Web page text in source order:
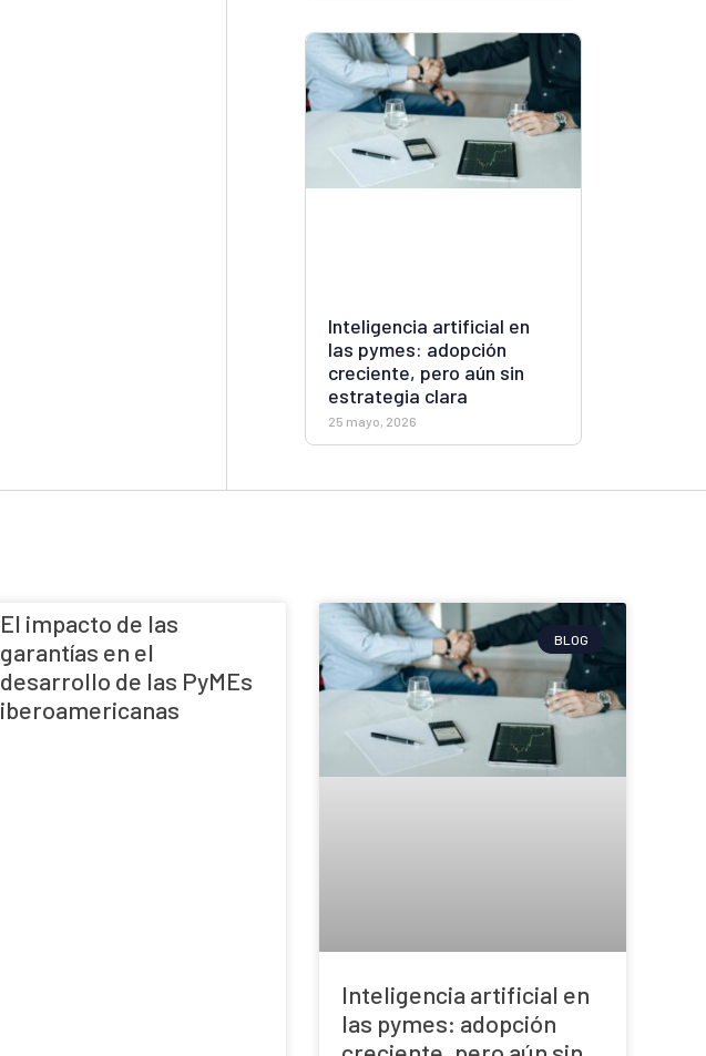
Inteligencia artificial en
las pymes: adopción
creciente, pero aún sin
estrategia clara
25 mayo, 2026
El impacto de las
garantías en el
desarrollo de las PyMEs
iberoamericanas
BLOG
Inteligencia artificial en
las pymes: adopción